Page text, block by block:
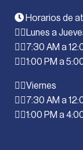
Horarios de
Lunes a
7:30 AM a
1:00 PM a
Viernes
7:30 AM a
1:00 PM a